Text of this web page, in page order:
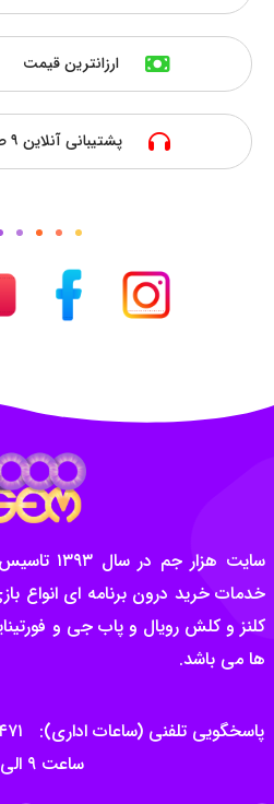
ارزانترین قیمت
پشتیبانی آنلاین ۹ صبح تا ۱۲ شب
سایت
خدمات خرید درون برنامه ای انواع
کلنز و کلش رویال و پاب جی و
ها می باشد.
ساعت ۹ الی ۲۴